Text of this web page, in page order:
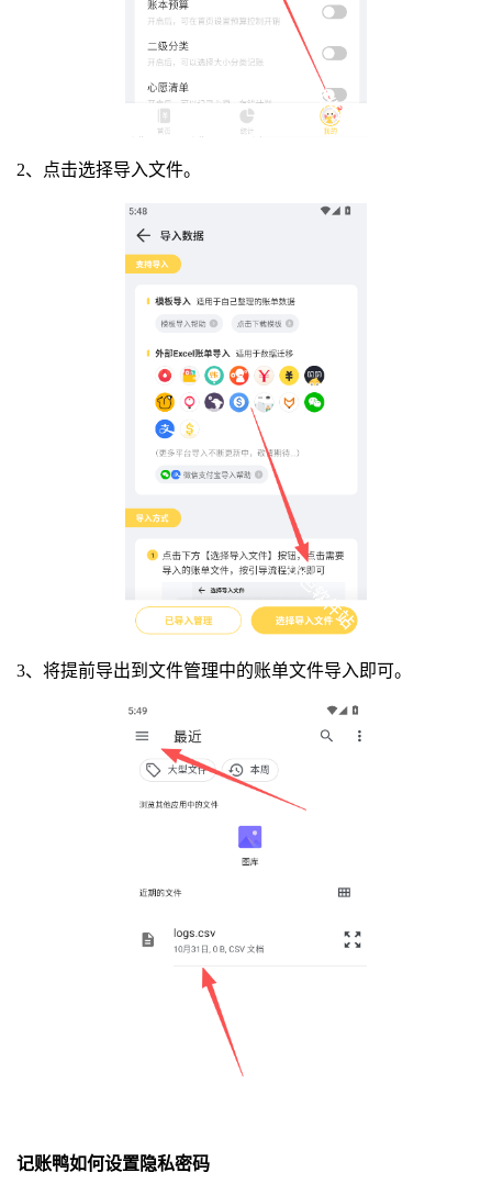
2、点击选择导入文件。
3、将提前导出到文件管理中的账单文件导入即可。
记账鸭如何设置隐私密码